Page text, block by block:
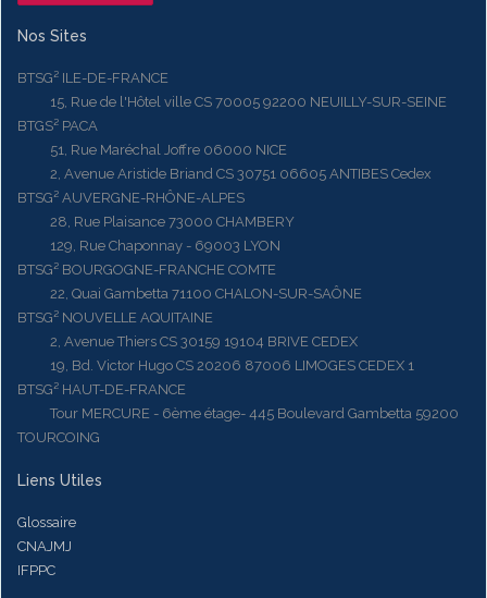
Nos Sites
BTSG² ILE-DE-FRANCE
15, Rue de l'Hôtel ville CS 70005 92200 NEUILLY-SUR-SEINE
BTGS² PACA
51, Rue Maréchal Joffre 06000 NICE
2, Avenue Aristide Briand CS 30751 06605 ANTIBES Cedex
BTSG² AUVERGNE-RHÔNE-ALPES
28, Rue Plaisance 73000 CHAMBERY
129, Rue Chaponnay - 69003 LYON
BTSG² BOURGOGNE-FRANCHE COMTE
22, Quai Gambetta 71100 CHALON-SUR-SAÔNE
BTSG² NOUVELLE AQUITAINE
2, Avenue Thiers CS 30159 19104 BRIVE CEDEX
19, Bd. Victor Hugo CS 20206 87006 LIMOGES CEDEX 1
BTSG² HAUT-DE-FRANCE
Tour MERCURE - 6ème étage- 445 Boulevard Gambetta 59200
TOURCOING
Liens Utiles
Glossaire
CNAJMJ
IFPPC